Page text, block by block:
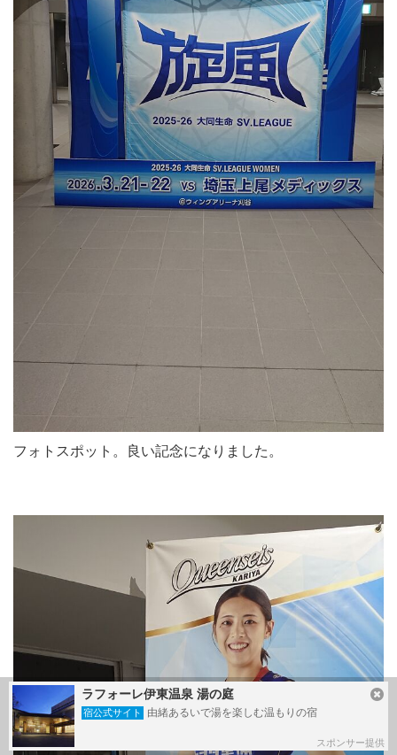
フォトスポット。良い記念になりました。
ラフォーレ伊東温泉 湯の庭
宿公式サイト 由緒あるいで湯を楽しむ温もりの宿
スポンサー提供